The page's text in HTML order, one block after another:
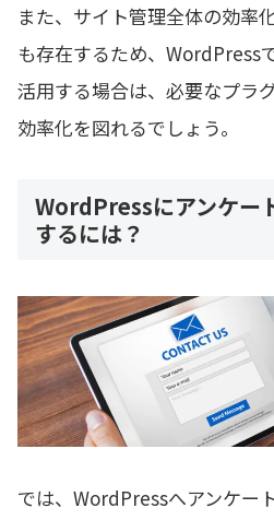
また、サイト管理全体の効率
も存在するため、WordPress
活用する場合は、必要なプラ
効率化を図れるでしょう。
WordPressにアンケー
するには？
では、WordPressへアンケー